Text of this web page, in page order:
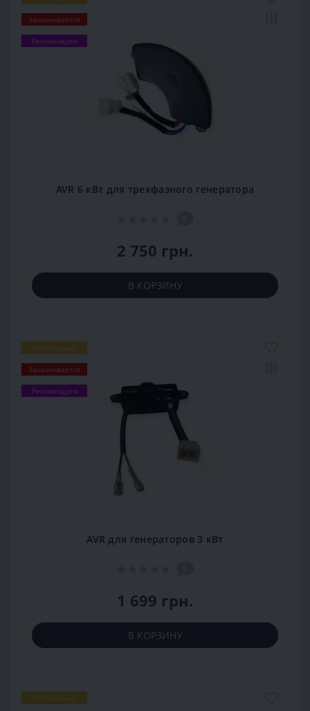
Заканчивается
Рекомендуем
AVR 6 кВт для трехфазного генератора
2 750 грн.
В КОРЗИНУ
Популярный
Заканчивается
Рекомендуем
AVR для генераторов 3 кВт
1 699 грн.
В КОРЗИНУ
Популярный